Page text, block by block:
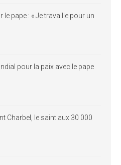
le pape : « Je travaille pour un
pour la paix avec le pape
Charbel, le saint aux 30 000